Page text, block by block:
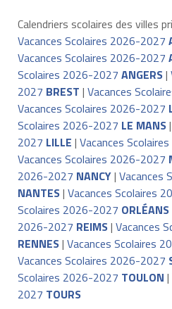
Calendriers scolaires des villes
Vacances Scolaires 2026-2027
Vacances Scolaires 2026-2027
Scolaires 2026-2027 ANGERS|
2027 BREST | Vacances
Vacances Scolaires 2026-2027
Scolaires 2026-2027 LE MANS|
2027 LILLE | Vacances
Vacances Scolaires 2026-2027
2026-2027 NANCY| Vacances
NANTES| Vacances Scolaires
Scolaires 2026-2027 ORLÉANS
2026-2027 REIMS| Vacances
RENNES| Vacances Scolaires
Vacances Scolaires 2026-2027
Scolaires 2026-2027 TOULON |
2027 TOURS